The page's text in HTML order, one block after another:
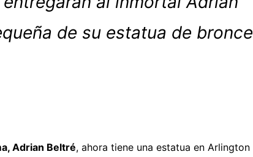
de su estatua de bronce
Adrian Beltré, ahora tiene una estatua en Arlington